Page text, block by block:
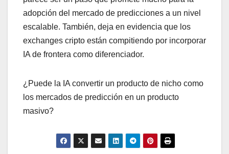
adopción del mercado de predicciones a un nivel
escalable. También, deja en evidencia que los
exchanges cripto están compitiendo por incorporar
IA de frontera como diferenciador.
¿Puede la IA convertir un producto de nicho como
los mercados de predicción en un producto
masivo?